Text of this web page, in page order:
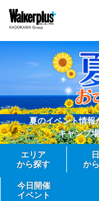
夏のイベント情報
キャンプ
エリア
から探す
か
今日開催
イベント